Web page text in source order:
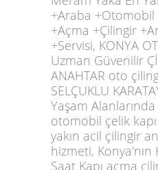
+Araba +Otomobil
+Açma +Çilingir
+Servisi, KONYA
Uzman Güvenilir
ANAHTAR oto
SELÇUKLU
Yaşam
otomobil çelik
yakın acil çilingir
hizmeti,
Saat Kapı açma